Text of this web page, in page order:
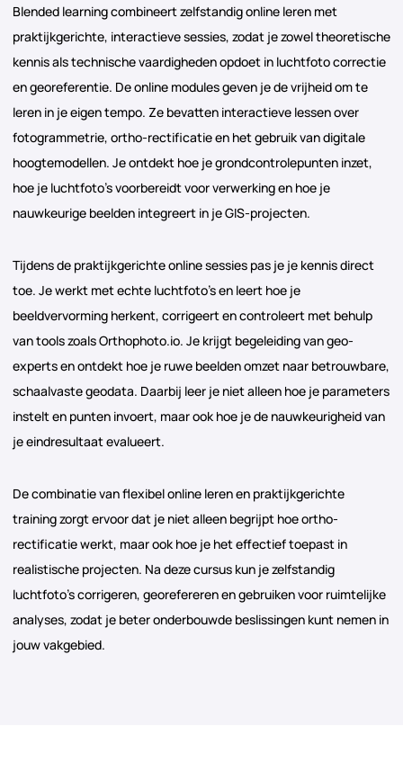
Blended learning combineert zelfstandig online leren met
praktijkgerichte, interactieve sessies, zodat je zowel theoretische
kennis als technische vaardigheden opdoet in luchtfoto correctie
en georeferentie. De online modules geven je de vrijheid om te
leren in je eigen tempo. Ze bevatten interactieve lessen over
fotogrammetrie, ortho-rectificatie en het gebruik van digitale
hoogtemodellen. Je ontdekt hoe je grondcontrolepunten inzet,
hoe je luchtfoto’s voorbereidt voor verwerking en hoe je
nauwkeurige beelden integreert in je GIS-projecten.
Tijdens de praktijkgerichte online sessies pas je je kennis direct
toe. Je werkt met echte luchtfoto’s en leert hoe je
beeldvervorming herkent, corrigeert en controleert met behulp
van tools zoals Orthophoto.io. Je krijgt begeleiding van geo-
experts en ontdekt hoe je ruwe beelden omzet naar betrouwbare,
schaalvaste geodata. Daarbij leer je niet alleen hoe je parameters
instelt en punten invoert, maar ook hoe je de nauwkeurigheid van
je eindresultaat evalueert.
De combinatie van flexibel online leren en praktijkgerichte
training zorgt ervoor dat je niet alleen begrijpt hoe ortho-
rectificatie werkt, maar ook hoe je het effectief toepast in
realistische projecten. Na deze cursus kun je zelfstandig
luchtfoto’s corrigeren, georefereren en gebruiken voor ruimtelijke
analyses, zodat je beter onderbouwde beslissingen kunt nemen in
jouw vakgebied.